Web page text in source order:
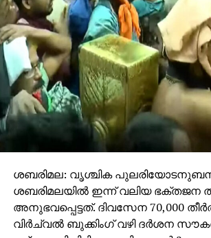
ശബരിമല: വൃശ്ചിക
ശബരിമലയില്‍ ഇന്ന് വലിയ ഭക്തജന
അനുഭവപ്പെട്ടത്. ദിവസേന 70,000
വിര്‍ച്വല്‍ ബുക്കിംഗ് വഴി ദര്‍ശന